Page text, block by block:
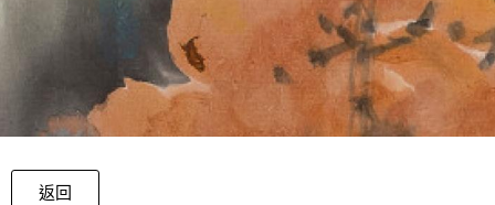
返回